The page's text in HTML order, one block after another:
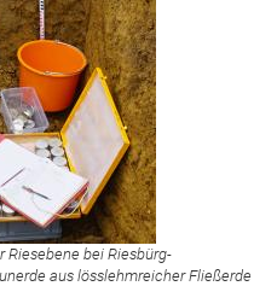
Riesebene bei Riesbürg-
aus lösslehmreicher Fließerde